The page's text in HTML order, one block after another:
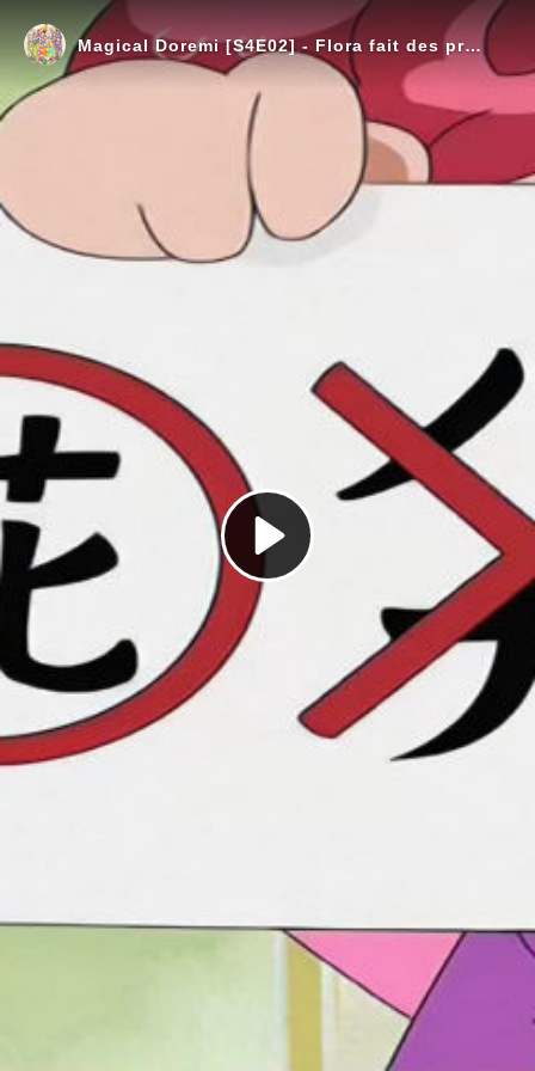
Play
Video
Magical Doremi [S4E02] - Flora fait des progrès